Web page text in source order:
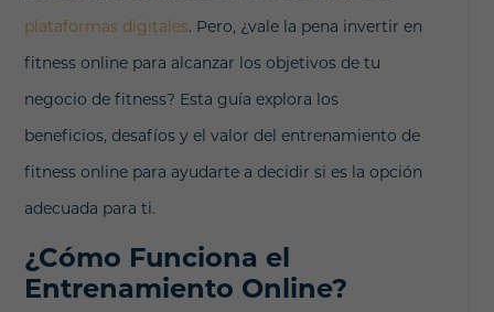
plataformas digitales. Pero, ¿vale la pena invertir en
fitness online para alcanzar los objetivos de tu
negocio de fitness? Esta guía explora los
beneficios, desafíos y el valor del entrenamiento de
fitness online para ayudarte a decidir si es la opción
adecuada para ti.
¿Cómo Funciona el
Entrenamiento Online?